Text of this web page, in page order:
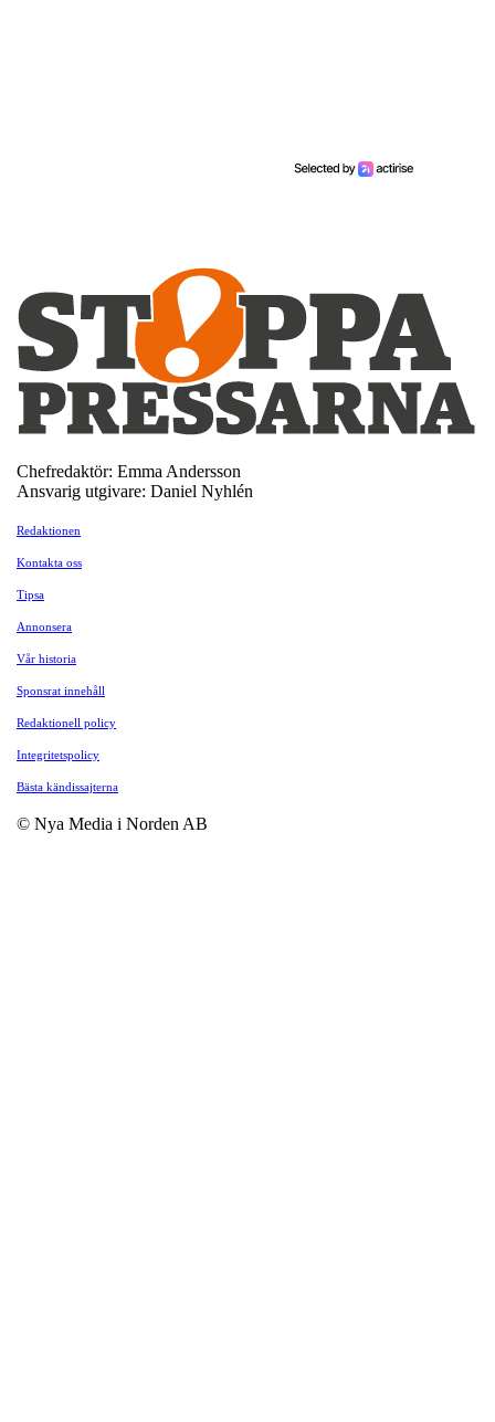
Chefredaktör: Emma Andersson
Ansvarig utgivare: Daniel Nyhlén
Redaktionen
Kontakta oss
Tipsa
Annonsera
Vår historia
Sponsrat innehåll
Redaktionell policy
Integritetspolicy
Bästa kändissajterna
© Nya Media i Norden AB